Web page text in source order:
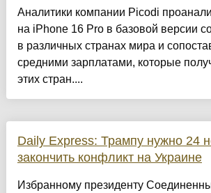
Аналитики компании Picodi
на iPhone 16 Pro в базовой версии
в различных странах мира и
средними зарплатами, которые
этих стран....
Daily Express: Трампу нужно 24
закончить конфликт на Украине
Избранному президенту